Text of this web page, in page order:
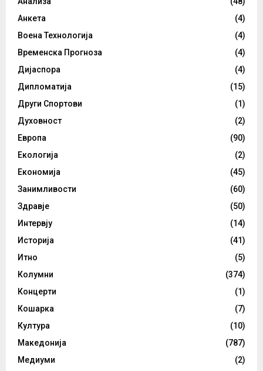
Анкета
(4)
Воена Технологија
(4)
Временска Прогноза
(4)
Дијаспора
(4)
Дипломатија
(15)
Други Спортови
(1)
Духовност
(2)
Европа
(90)
Екологија
(2)
Економија
(45)
Занимливости
(60)
Здравје
(50)
Интервју
(14)
Историја
(41)
Итно
(5)
Колумни
(374)
Концерти
(1)
Кошарка
(7)
Култура
(10)
Македонија
(787)
Медиуми
(2)